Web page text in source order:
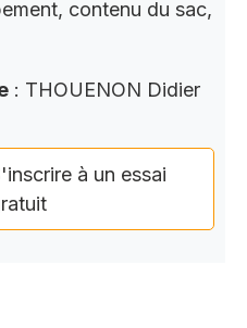
contenu du sac,
: THOUENON Didier
à un essai